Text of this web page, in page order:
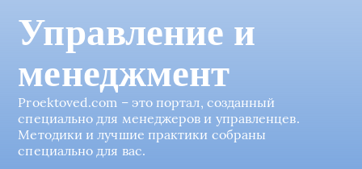
Управление и
менеджмент
Proektoved.com – это портал, созданный
специально для менеджеров и управленцев.
Методики и лучшие практики собраны
специально для вас.